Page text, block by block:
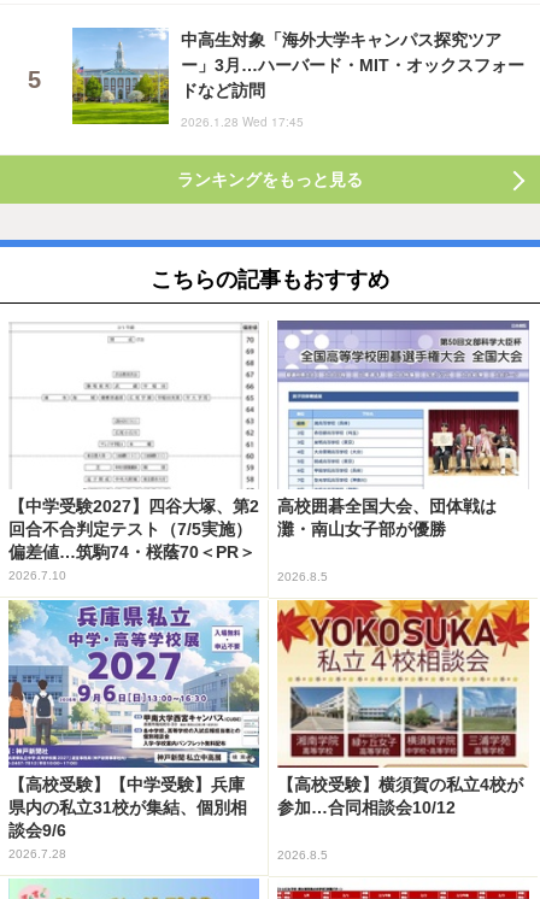
中高生対象「海外大学キャンパス探究ツア
ー」3月…ハーバード・MIT・オックスフォー
ドなど訪問
2026.1.28 Wed 17:45
ランキングをもっと見る
こちらの記事もおすすめ
【中学受験2027】四谷大塚、第2
回合不合判定テスト（7/5実施）
偏差値…筑駒74・桜蔭70＜PR＞
2026.7.10
高校囲碁全国大会、団体戦は
灘・南山女子部が優勝
2026.8.5
【高校受験】【中学受験】兵庫
県内の私立31校が集結、個別相
談会9/6
2026.7.28
【高校受験】横須賀の私立4校が
参加…合同相談会10/12
2026.8.5